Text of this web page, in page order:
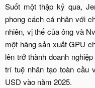
Suốt một thập kỷ qua,
phong cách cá nhân với
nhiên, vị thế của ông và
một hãng sản xuất GPU
lên trở thành doanh
trí tuệ nhân tạo toàn cầu
USD vào năm 2025.